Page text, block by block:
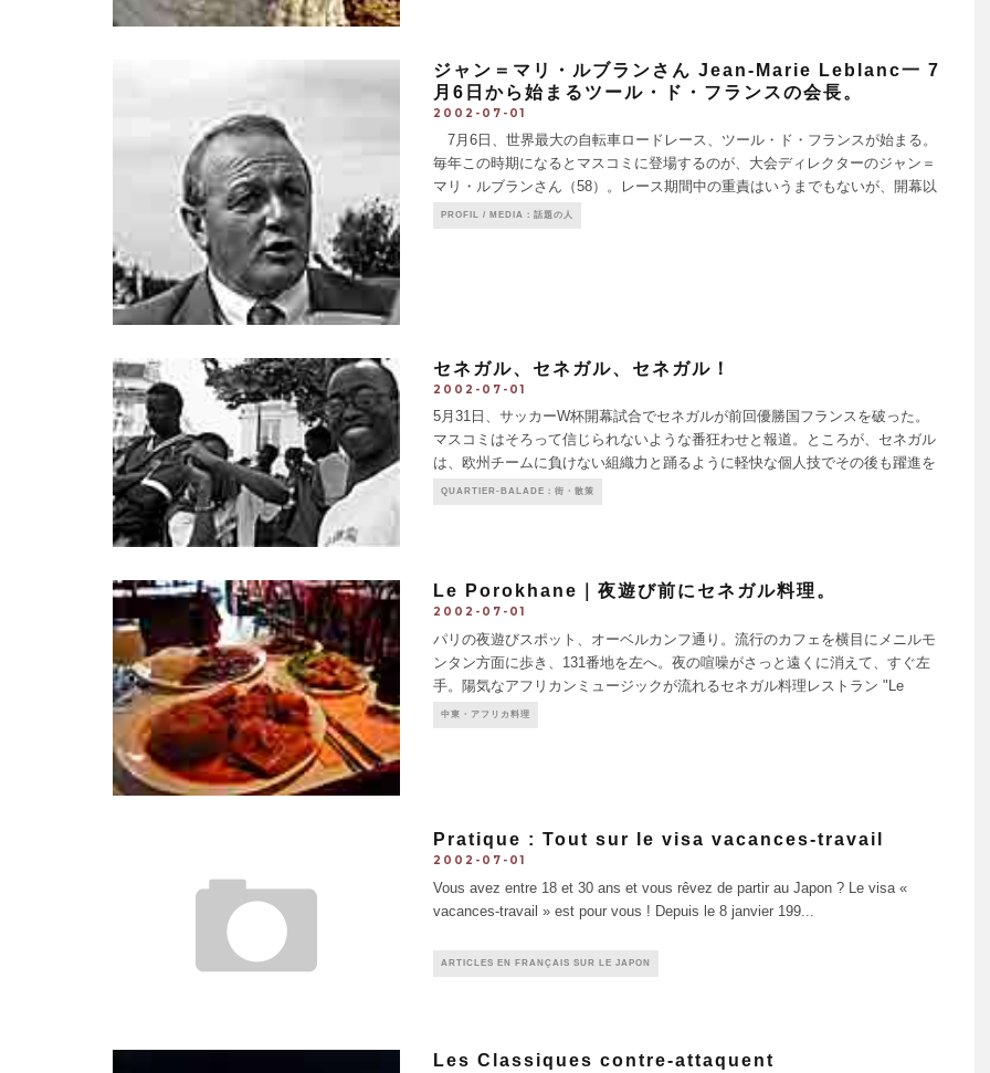
ジャン＝マリ・ルブランさん Jean-Marie Leblanc一 7
月6日から始まるツール・ド・フランスの会長。
2002-07-01
7月6日、世界最大の自転車ロードレース、ツール・ド・フランスが始まる。
毎年この時期になるとマスコミに登場するのが、大会ディレクターのジャン＝
マリ・ルブランさん（58）。レース期間中の重責はいうまでもないが、開幕以
前も、コースの決定、スポンサーとの交渉、各区間の町々のお偉方との親睦、
PROFIL / MEDIA：話題の人
セネガル、セネガル、セネガル！
2002-07-01
5月31日、サッカーW杯開幕試合でセネガルが前回優勝国フランスを破った。
マスコミはそろって信じられないような番狂わせと報道。ところが、セネガル
は、欧州チームに負けない組織力と踊るように軽快な個人技でその後も躍進を
続け、決勝トーナメント...
QUARTIER-BALADE：街・散策
Le Porokhane｜夜遊び前にセネガル料理。
2002-07-01
パリの夜遊びスポット、オーベルカンフ通り。流行のカフェを横目にメニルモ
ンタン方面に歩き、131番地を左へ。夜の喧噪がさっと遠くに消えて、すぐ左
手。陽気なアフリカンミュージックが流れるセネガル料理レストラン "Le
Porokhane"が現われる。この界隈に魅了される人々が、おいしい料理と楽しい
中東・アフリカ料理
Pratique : Tout sur le visa vacances-travail
2002-07-01
Vous avez entre 18 et 30 ans et vous rêvez de partir au Japon ? Le visa «
vacances-travail » est pour vous ! Depuis le 8 janvier 199...
ARTICLES EN FRANÇAIS SUR LE JAPON
Les Classiques contre-attaquent